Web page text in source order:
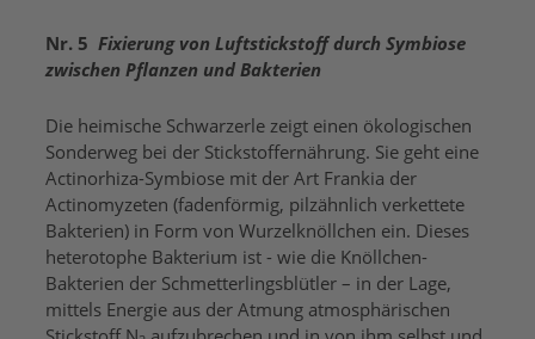
Nr. 5 Fixierung von Luftstickstoff durch Symbiose
zwischen Pflanzen und Bakterien
Die heimische Schwarzerle zeigt einen ökologischen
Sonderweg bei der Stickstoffernährung. Sie geht eine
Actinorhiza-Symbiose mit der Art Frankia der
Actinomyzeten (fadenförmig, pilzähnlich verkettete
Bakterien) in Form von Wurzelknöllchen ein. Dieses
heterotophe Bakterium ist - wie die Knöllchen-
Bakterien der Schmetterlingsblütler – in der Lage,
mittels Energie aus der Atmung atmosphärischen